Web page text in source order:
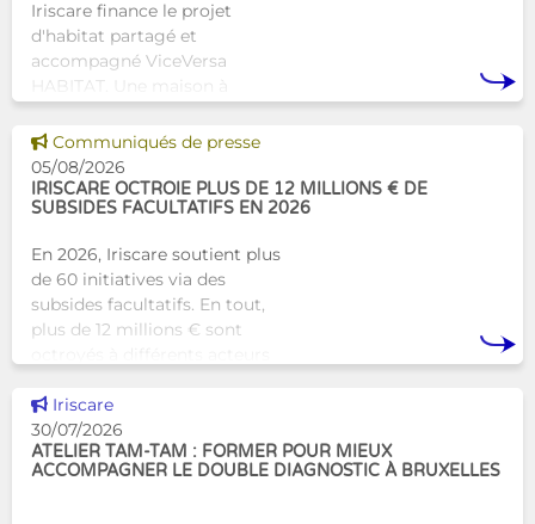
Iriscare finance le projet
d'habitat partagé et
accompagné ViceVersa
HABITAT. Une maison à
alternative innovante et
humaine aux structures
d’hébergement traditionnel
Voir cette news
Communiqués de presse
05/08/2026
IRISCARE OCTROIE PLUS DE 12 MILLIONS € DE
SUBSIDES FACULTATIFS EN 2026
En 2026, Iriscare soutient plus
de 60 initiatives via des
subsides facultatifs. En tout,
plus de 12 millions € sont
travail au serv
Voir cette news
Iriscare
30/07/2026
ATELIER TAM-TAM : FORMER POUR MIEUX
ACCOMPAGNER LE DOUBLE DIAGNOSTIC À BRUXELLES